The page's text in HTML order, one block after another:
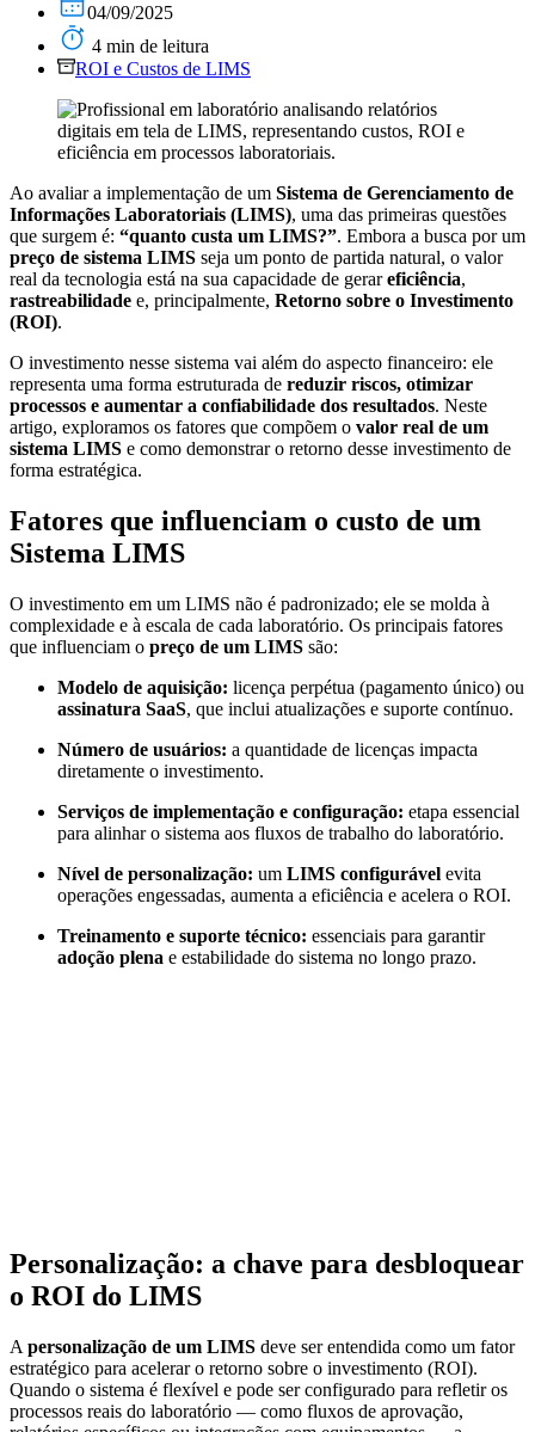
04/09/2025
4 min de leitura
ROI e Custos de LIMS
Ao avaliar a implementação de um Sistema de Gerenciamento de
Informações Laboratoriais (LIMS), uma das primeiras questões
que surgem é: “quanto custa um LIMS?”. Embora a busca por um
preço de sistema LIMS seja um ponto de partida natural, o valor
real da tecnologia está na sua capacidade de gerareficiência,
rastreabilidade e, principalmente, Retorno sobre o Investimento
(ROI).
O investimento nesse sistema vai além do aspecto financeiro: ele
representa uma forma estruturada de reduzir riscos, otimizar
processos e aumentar a confiabilidade dos resultados. Neste
artigo, exploramos os fatores que compõem o valor real de um
sistema LIMS e como demonstrar o retorno desse investimento de
forma estratégica.
Fatores que influenciam o custo de um
Sistema LIMS
O investimento em um LIMS não é padronizado; ele se molda à
complexidade e à escala de cada laboratório. Os principais fatores
que influenciam o preço de um LIMS são:
Modelo de aquisição: licença perpétua (pagamento único) ou
assinatura SaaS, que inclui atualizações e suporte contínuo.
Número de usuários: a quantidade de licenças impacta
diretamente o investimento.
Serviços de implementação e configuração: etapa essencial
para alinhar o sistema aos fluxos de trabalho do laboratório.
Nível de personalização: um LIMS configurável evita
operações engessadas, aumenta a eficiência e acelera o ROI.
Treinamento e suporte técnico: essenciais para garantir
adoção plena e estabilidade do sistema no longo prazo.
Personalização: a chave para desbloquear
o ROI do LIMS
A personalização de um LIMS deve ser entendida como um fator
estratégico para acelerar o retorno sobre o investimento (ROI).
Quando o sistema é flexível e pode ser configurado para refletir os
processos reais do laboratório — como fluxos de aprovação,